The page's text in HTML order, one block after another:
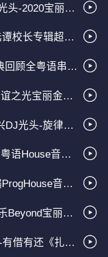
精选超嗨女声串烧
超Hi气氛慢摇串烧
烧Electro音乐大碟专辑
光宝丽金串烧
精选港台流行女声A碟
DJ经典车载CD专属串烧
音乐串烧
丽金群星经典专辑
》主题曲-靓档位BpM